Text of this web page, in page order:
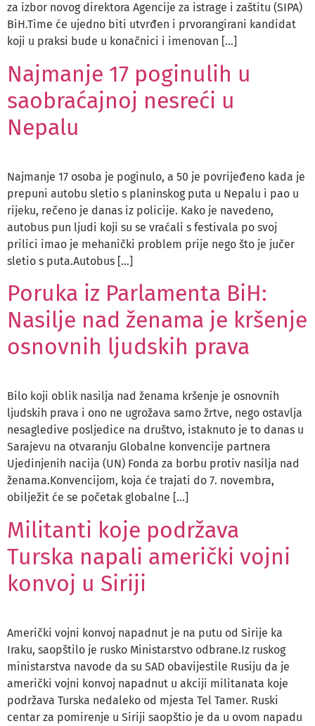
za izbor novog direktora Agencije za istrage i zaštitu (SIPA)
BiH.Time će ujedno biti utvrđen i prvorangirani kandidat
koji u praksi bude u konačnici i imenovan […]
Najmanje 17 poginulih u
saobraćajnoj nesreći u
Nepalu
Najmanje 17 osoba je poginulo, a 50 je povrijeđeno kada je
prepuni autobu sletio s planinskog puta u Nepalu i pao u
rijeku, rečeno je danas iz policije. Kako je navedeno,
autobus pun ljudi koji su se vraćali s festivala po svoj
prilici imao je mehanički problem prije nego što je jučer
sletio s puta.Autobus […]
Poruka iz Parlamenta BiH:
Nasilje nad ženama je kršenje
osnovnih ljudskih prava
Bilo koji oblik nasilja nad ženama kršenje je osnovnih
ljudskih prava i ono ne ugrožava samo žrtve, nego ostavlja
nesagledive posljedice na društvo, istaknuto je to danas u
Sarajevu na otvaranju Globalne konvencije partnera
Ujedinjenih nacija (UN) Fonda za borbu protiv nasilja nad
ženama.Konvencijom, koja će trajati do 7. novembra,
obilježit će se početak globalne […]
Militanti koje podržava
Turska napali američki vojni
konvoj u Siriji
Američki vojni konvoj napadnut je na putu od Sirije ka
Iraku, saopštilo je rusko Ministarstvo odbrane.Iz ruskog
ministarstva navode da su SAD obavijestile Rusiju da je
američki vojni konvoj napadnut u akciji militanata koje
podržava Turska nedaleko od mjesta Tel Tamer. Ruski
centar za pomirenje u Siriji saopštio je da u ovom napadu